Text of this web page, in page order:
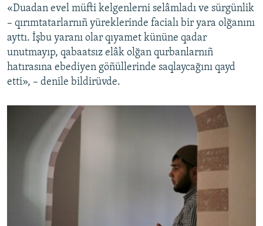
«Duadan evel müfti kelgenlerni selâmladı ve sürgünlik
– qırımtatarlarnıñ yüreklerinde facialı bir yara olğanını
ayttı. İşbu yaranı olar qıyamet kününe qadar
unutmayıp, qabaatsız elâk olğan qurbanlarnıñ
hatırasına ebediyen göñüllerinde saqlaycağını qayd
etti», – denile bildirüvde.